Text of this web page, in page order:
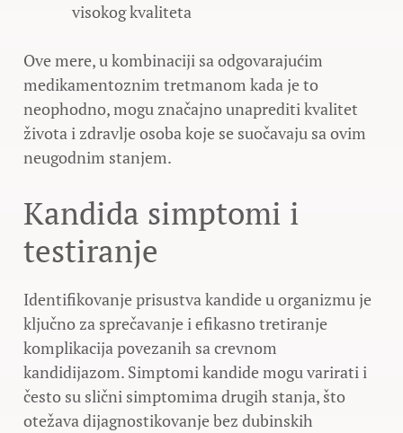
visokog kvaliteta
Ove mere, u kombinaciji sa odgovarajućim
medikamentoznim tretmanom kada je to
neophodno, mogu značajno unaprediti kvalitet
života i zdravlje osoba koje se suočavaju sa ovim
neugodnim stanjem.
Kandida simptomi i
testiranje
Identifikovanje prisustva kandide u organizmu je
ključno za sprečavanje i efikasno tretiranje
komplikacija povezanih sa crevnom
kandidijazom. Simptomi kandide mogu varirati i
često su slični simptomima drugih stanja, što
otežava dijagnostikovanje bez dubinskih